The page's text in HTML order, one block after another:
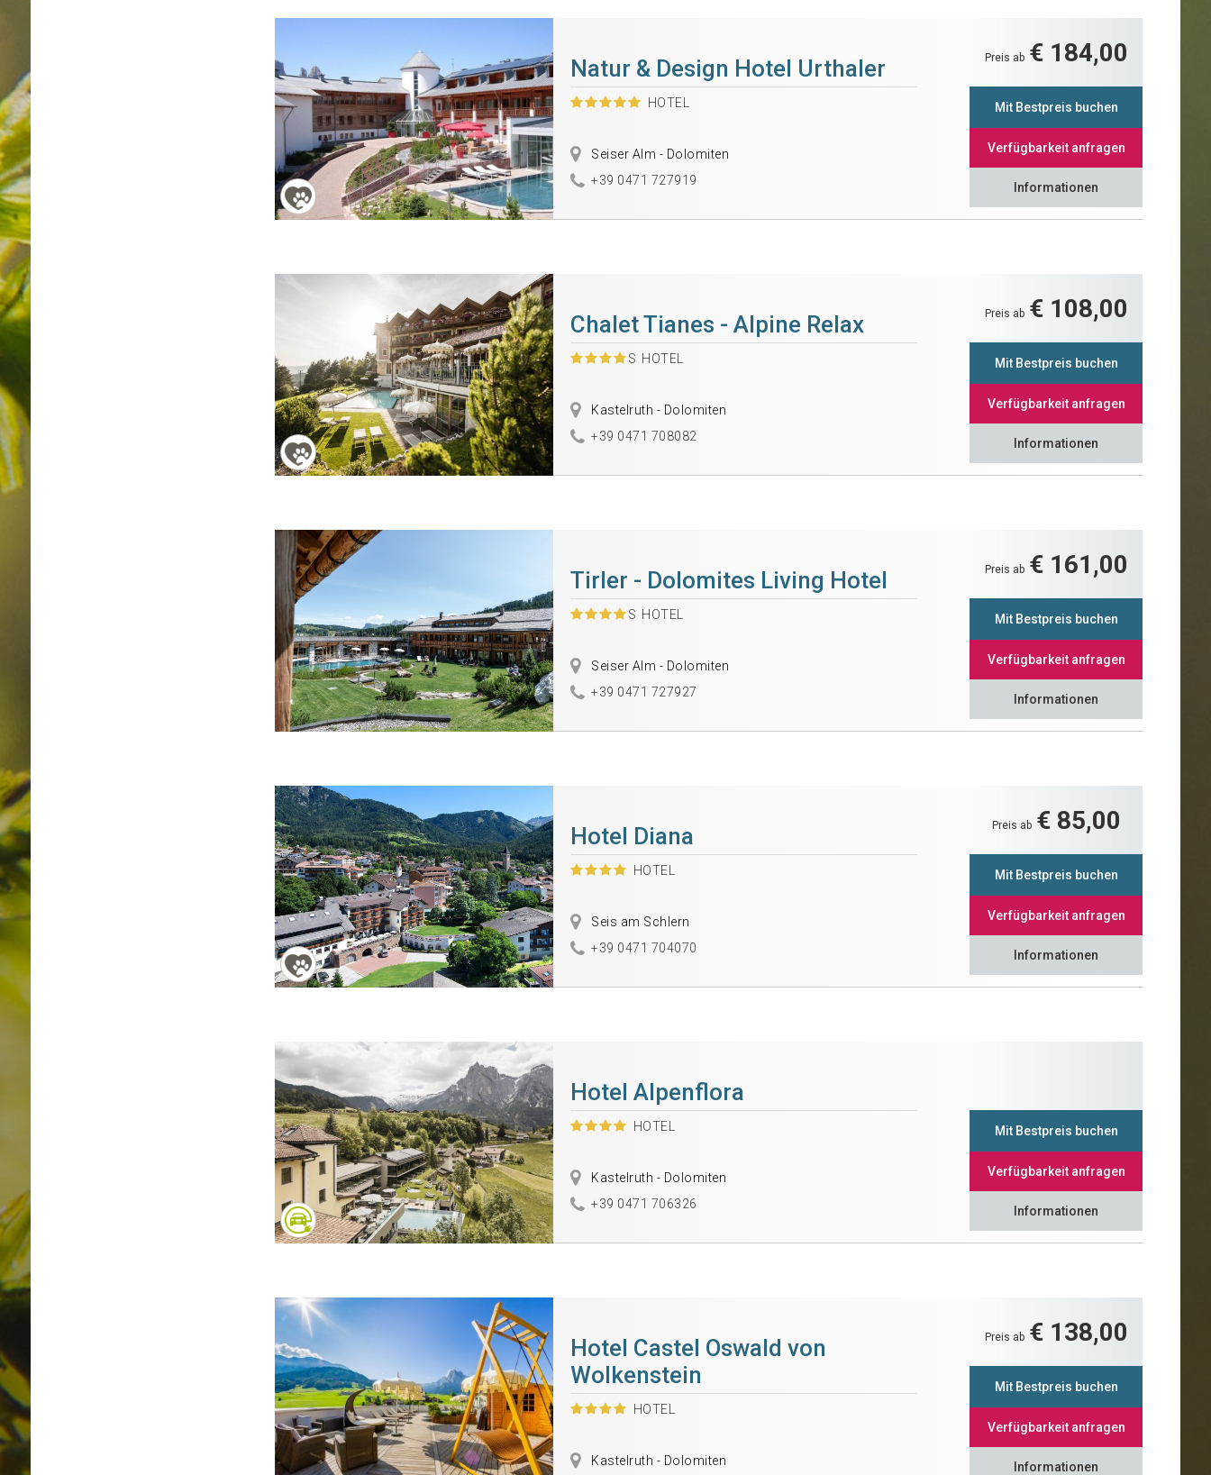
Natur & Design Hotel Urthaler
HOTEL
Seiser Alm - Dolomiten
+39 0471 727919
Preis ab € 184,00
Mit Bestpreis buchen
Verfügbarkeit anfragen
Informationen
Chalet Tianes - Alpine Relax
S HOTEL
Kastelruth - Dolomiten
+39 0471 708082
Preis ab € 108,00
Mit Bestpreis buchen
Verfügbarkeit anfragen
Informationen
Tirler - Dolomites Living Hotel
S HOTEL
Seiser Alm - Dolomiten
+39 0471 727927
Preis ab € 161,00
Mit Bestpreis buchen
Verfügbarkeit anfragen
Informationen
Hotel Diana
HOTEL
Seis am Schlern
+39 0471 704070
Preis ab € 85,00
Mit Bestpreis buchen
Verfügbarkeit anfragen
Informationen
Hotel Alpenflora
HOTEL
Kastelruth - Dolomiten
+39 0471 706326
Mit Bestpreis buchen
Verfügbarkeit anfragen
Informationen
Hotel Castel Oswald von
Wolkenstein
HOTEL
Kastelruth - Dolomiten
Preis ab € 138,00
Mit Bestpreis buchen
Verfügbarkeit anfragen
Informationen